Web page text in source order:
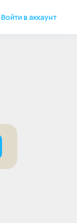
Войти в аккаунт